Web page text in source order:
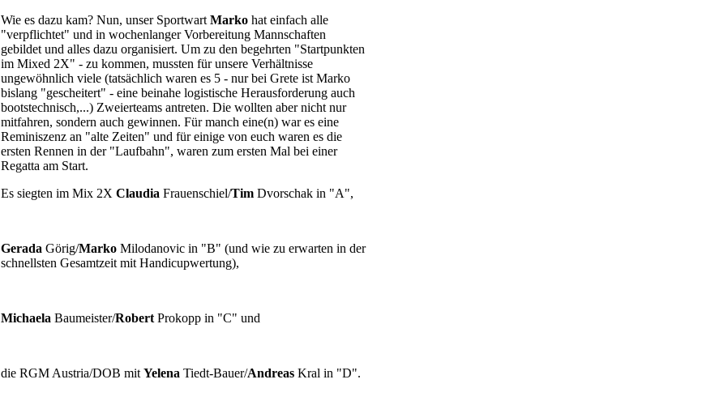
Wie es dazu kam? Nun, unser Sportwart Marko hat einfach alle
"verpflichtet" und in wochenlanger Vorbereitung Mannschaften
gebildet und alles dazu organisiert. Um zu den begehrten "Startpunkten
im Mixed 2X" - zu kommen, mussten für unsere Verhältnisse
ungewöhnlich viele (tatsächlich waren es 5 - nur bei Grete ist Marko
bislang "gescheitert" - eine beinahe logistische Herausforderung auch
bootstechnisch,...) Zweierteams antreten. Die wollten aber nicht nur
mitfahren, sondern auch gewinnen. Für manch eine(n) war es eine
Reminiszenz an "alte Zeiten" und für einige von euch waren es die
ersten Rennen in der "Laufbahn", waren zum ersten Mal bei einer
Regatta am Start.
Es siegten im Mix 2X Claudia Frauenschiel/Tim Dvorschak in "A",
Gerada Görig/Marko Milodanovic in "B" (und wie zu erwarten in der
schnellsten Gesamtzeit mit Handicupwertung),
Michaela Baumeister/Robert Prokopp in "C" und
die RGM Austria/DOB mit Yelena Tiedt-Bauer/Andreas Kral in "D".